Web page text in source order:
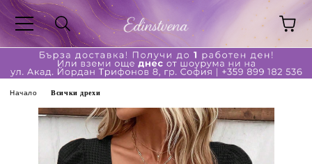
Начало Всички дрехи